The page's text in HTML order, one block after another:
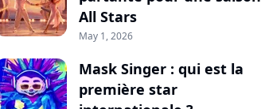
All Stars
May 1, 2026
Mask Singer : qui est la
première star